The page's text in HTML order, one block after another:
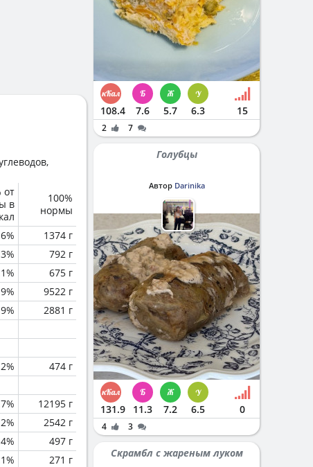
от
в
100%
нормы
6%
1374 г
792 г
675 г
9522 г
2881 г
474 г
12195 г
2542 г
497 г
271 г
108.4 7.6 5.7 6.3 15
2 7
Голубцы
Автор Darinika
131.9 11.3 7.2 6.5 0
4 3
Скрамбл с жареным луком